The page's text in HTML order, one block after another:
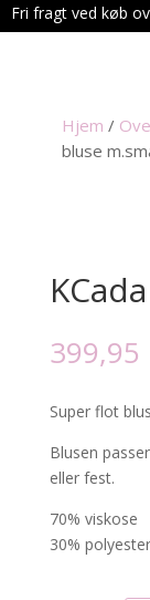
Fri fragt ved køb
Hjem /
bluse
399,95
Super flot
Blusen
eller fest.
70% viskose
30% polyester